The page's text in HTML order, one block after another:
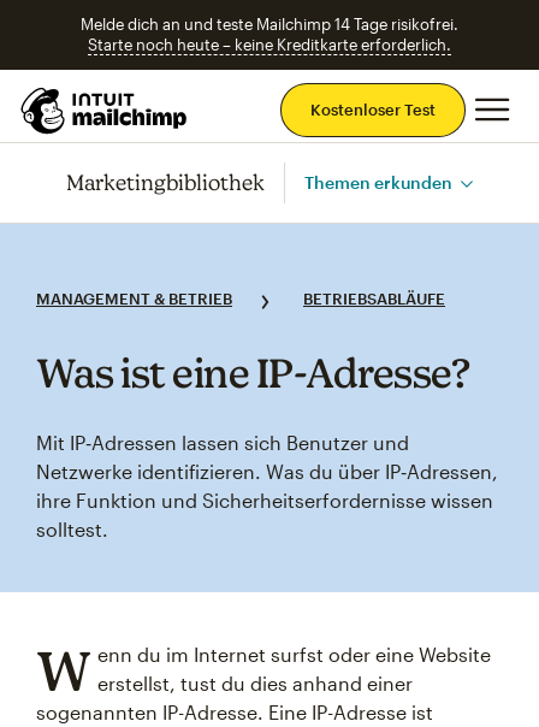
Melde dich an und teste Mailchimp 14 Tage risikofrei.
Starte noch heute – keine Kreditkarte erforderlich.
Kostenloser Test
Marketingbibliothek Themen erkunden
MANAGEMENT & BETRIEB BETRIEBSABLÄUFE
Was ist eine IP‑Adresse?
Mit IP‑Adressen lassen sich Benutzer und
Netzwerke identifizieren. Was du über IP‑Adressen,
ihre Funktion und Sicherheitserfordernisse wissen
solltest.
W enn du im Internet surfst oder eine Website
erstellst, tust du dies anhand einer
sogenannten IP-Adresse. Eine IP-Adresse ist